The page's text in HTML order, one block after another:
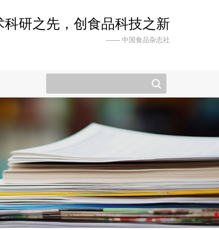
科研之先，创食品科技之新
—— 中国食品杂志社